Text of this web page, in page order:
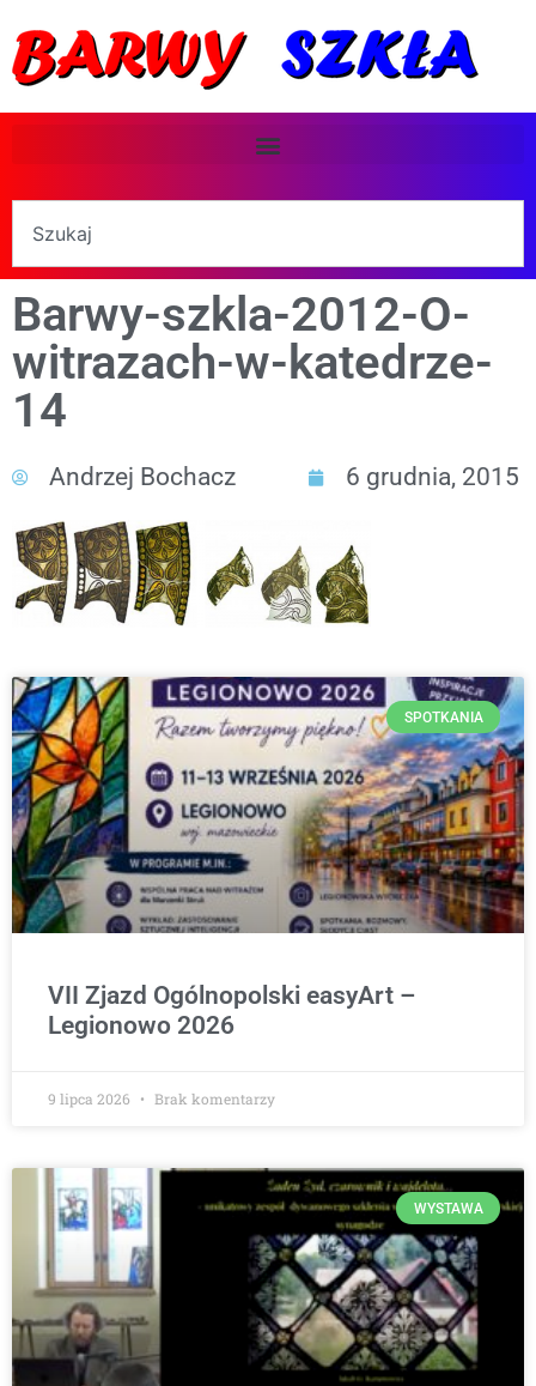
Barwy-szkla-2012-O-
witrazach-w-katedrze-
14
Andrzej Bochacz 6 grudnia, 2015
SPOTKANIA
VII Zjazd Ogólnopolski easyArt –
Legionowo 2026
9 lipca 2026 Brak komentarzy
WYSTAWA